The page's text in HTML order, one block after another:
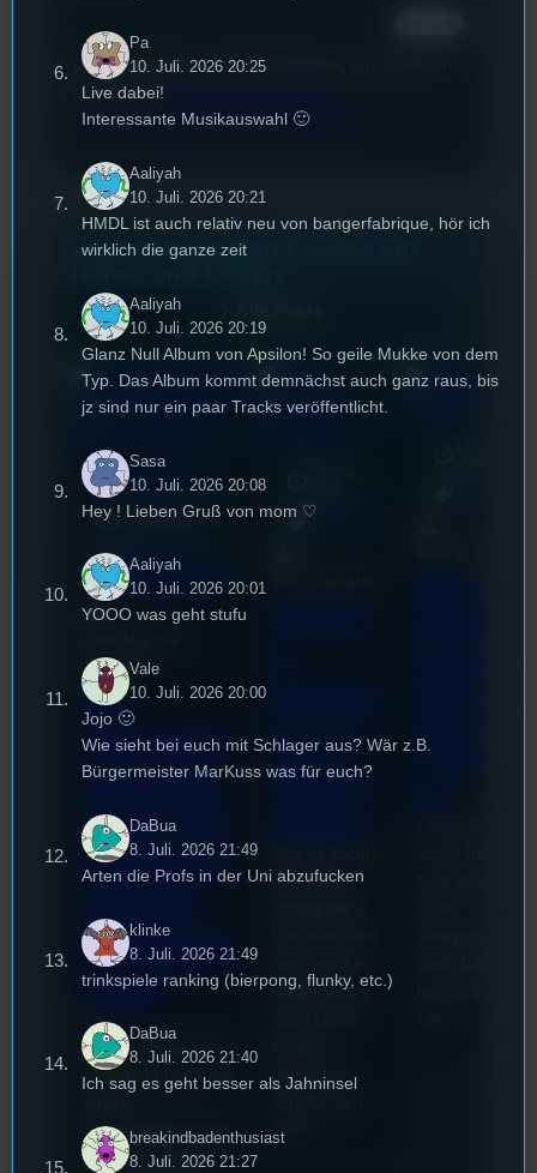
Diese Website verwendet Akismet, um Spam zu
reduzieren.
Kommentardaten verarbeitet werden.
Unsere neuesten Posts zum
mic UR-Watchlist
[S1/E47]
3. August 2026
Interview,
Veranstaltungen
Nguyen
44.
Stummfil
mwoche
2026: Ein
Interview
Festivalle
iterin
Die
Stummfilmwoche in
Regensburg ist das
Stummfilmfestivals
Deutschland und
Allgemein
ive in
Regen
überhaupt
Regensburg
beleuchtet
Stufu.
ngturni
Pa
10. Juli. 2026 20:25
Live dabei!
Interessante Musikauswahl 🙂
Aaliyah
10. Juli. 2026 20:21
HMDL ist auch relativ neu von bangerfabrique, hör ich
wirklich die ganze zeit
Aaliyah
10. Juli. 2026 20:19
Glanz Null Album von Apsilon! So geile Mukke von dem
Typ. Das Album kommt demnächst auch ganz raus, bis
jz sind nur ein paar Tracks veröffentlicht.
Sasa
10. Juli. 2026 20:08
Hey ! Lieben Gruß von mom ♡
Aaliyah
10. Juli. 2026 20:01
YOOO was geht stufu
Vale
10. Juli. 2026 20:00
Jojo 🙂
Wie sieht bei euch mit Schlager aus? Wär z.B.
Bürgermeister MarKuss was für euch?
DaBua
8. Juli. 2026 21:49
Arten die Profs in der Uni abzufucken
klinke
8. Juli. 2026 21:49
trinkspiele ranking (bierpong, flunky, etc.)
DaBua
8. Juli. 2026 21:40
Ich sag es geht besser als Jahninsel
breakindbadenthusiast
8. Juli. 2026 21:27